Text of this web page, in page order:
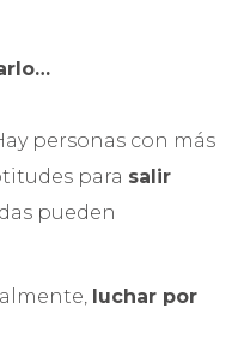
personas con más
para salir
pueden
luchar por